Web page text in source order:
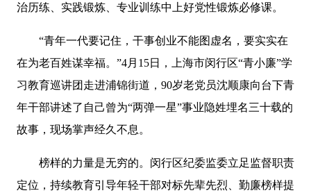
治历练、实践锻炼、专业训练中上好党性锻炼必修课。
“青年一代要记住，干事创业不能图虚名，要实实在
在为老百姓谋幸福。”4月15日，上海市闵行区“青小廉”学
习教育巡讲团走进浦锦街道，90岁老党员沈顺康向台下青
年干部讲述了自己曾为“两弹一星”事业隐姓埋名三十载的
故事，现场掌声经久不息。
榜样的力量是无穷的。闵行区纪委监委立足监督职责
定位，持续教育引导年轻干部对标先辈先烈、勤廉榜样提